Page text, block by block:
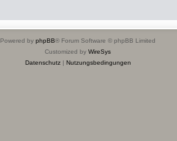
Powered by phpBB® Forum Software © phpBB Limited
Customized by WireSys
Datenschutz| Nutzungsbedingungen